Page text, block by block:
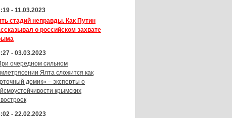
- 11.03.2023
стадий неправды. Как Путин
о российском захвате
- 03.03.2023
очередном сильном
Ялта сложится как
домик» – эксперты о
крымских
- 22.02.2023